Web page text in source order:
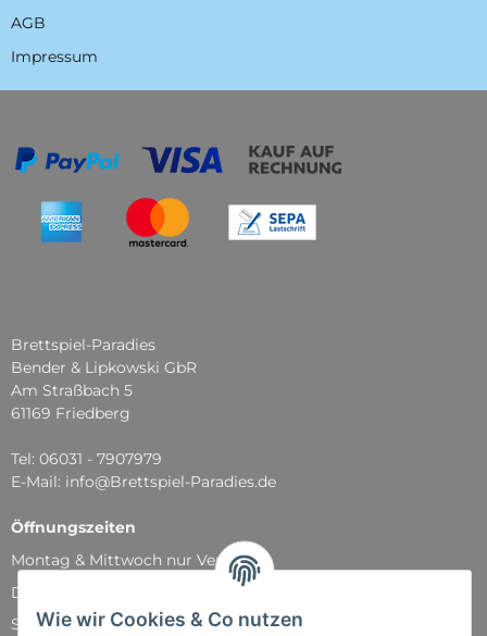
Wie wir Cookies & Co nutzen
AGB
Impressum
Brettspiel-Paradies
Bender & Lipkowski GbR
Am Straßbach 5
61169 Friedberg
Tel: 06031 - 7907979
E-Mail: info@Brettspiel-Paradies.de
Öffnungszeiten
Montag & Mittwoch nur Versand
Dienstag, Donnerstag und Freitag: 11:00 - 18:30 Uhr
Samstag: 11:00 - 14:00 Uhr